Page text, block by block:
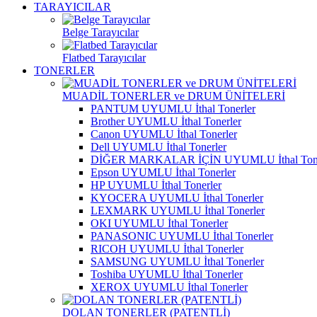
TARAYICILAR
Belge Tarayıcılar
Flatbed Tarayıcılar
TONERLER
MUADİL TONERLER ve DRUM ÜNİTELERİ
PANTUM UYUMLU İthal Tonerler
Brother UYUMLU İthal Tonerler
Canon UYUMLU İthal Tonerler
Dell UYUMLU İthal Tonerler
DİĞER MARKALAR İÇİN UYUMLU İthal
Epson UYUMLU İthal Tonerler
HP UYUMLU İthal Tonerler
KYOCERA UYUMLU İthal Tonerler
LEXMARK UYUMLU İthal Tonerler
OKI UYUMLU İthal Tonerler
PANASONIC UYUMLU İthal Tonerler
RICOH UYUMLU İthal Tonerler
SAMSUNG UYUMLU İthal Tonerler
Toshiba UYUMLU İthal Tonerler
XEROX UYUMLU İthal Tonerler
DOLAN TONERLER (PATENTLİ)